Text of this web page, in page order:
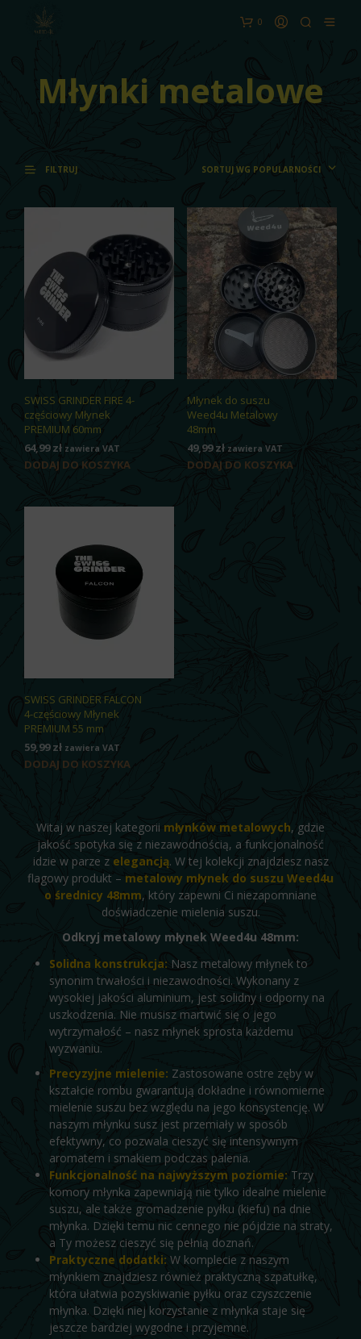
0
Młynki metalowe
FILTRUJ SORTUJ WG POPULARNOŚCI
SWISS GRINDER FIRE 4-
częściowy Młynek
PREMIUM 60mm
64,99zł zawiera VAT
DODAJ DO KOSZYKA
Młynek do suszu
Weed4u Metalowy
48mm
49,99zł zawiera VAT
DODAJ DO KOSZYKA
SWISS GRINDER FALCON
4-częściowy Młynek
PREMIUM 55 mm
59,99zł zawiera VAT
DODAJ DO KOSZYKA
Witaj w naszej kategorii młynków metalowych, gdzie
jakość spotyka się z niezawodnością, a funkcjonalność
idzie w parze z elegancją. W tej kolekcji znajdziesz nasz
flagowy produkt – metalowy młynek do suszu Weed4u
o średnicy 48mm, który zapewni Ci niezapomniane
doświadczenie mielenia suszu.
Odkryj metalowy młynek Weed4u 48mm:
Solidna konstrukcja: Nasz metalowy młynek to
synonim trwałości i niezawodności. Wykonany z
wysokiej jakości aluminium, jest solidny i odporny na
uszkodzenia. Nie musisz martwić się o jego
wytrzymałość – nasz młynek sprosta każdemu
wyzwaniu.
Precyzyjne mielenie: Zastosowane ostre zęby w
kształcie rombu gwarantują dokładne i równomierne
mielenie suszu bez względu na jego konsystencję. W
naszym młynku susz jest przemiały w sposób
efektywny, co pozwala cieszyć się intensywnym
aromatem i smakiem podczas palenia.
Funkcjonalność na najwyższym poziomie: Trzy
komory młynka zapewniają nie tylko idealne mielenie
suszu, ale także gromadzenie pyłku (kiefu) na dnie
młynka. Dzięki temu nic cennego nie pójdzie na straty,
a Ty możesz cieszyć się pełnią doznań.
Praktyczne dodatki: W komplecie z naszym
młynkiem znajdziesz również praktyczną szpatułkę,
która ułatwia pozyskiwanie pyłku oraz czyszczenie
młynka. Dzięki niej korzystanie z młynka staje się
jeszcze bardziej wygodne i przyjemne.